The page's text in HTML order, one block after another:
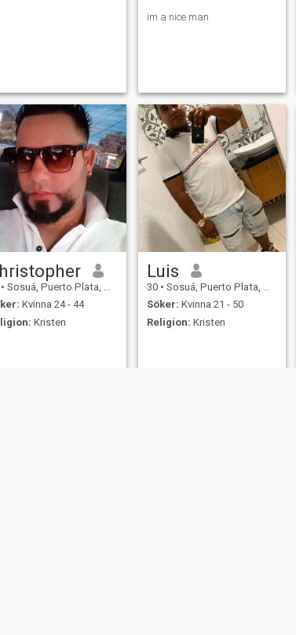
im a nice man
• Sosuá, Puerto Plata, Dominikanska Rep.
Kvinna 24 - 44
Kristen
Luis
30 • Sosuá, Puerto Plata, Dominikanska Rep.
Söker: Kvinna 21 - 50
Religion: Kristen